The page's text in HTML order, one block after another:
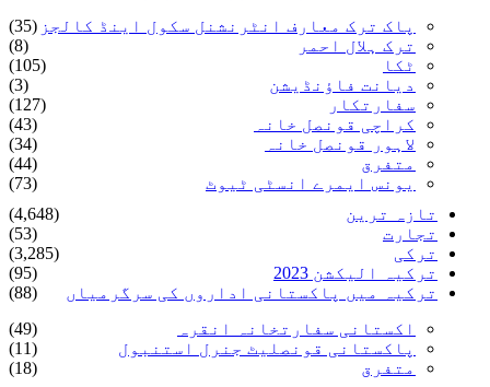
پاک ترک معارف انٹرنشنل سکول اینڈ کالجز (35)
ترک ہلال احمر
(8)
ٹکا
(105)
دیانت فاؤنڈیشن
(3)
سفارتکار
(127)
کراچی قونصل خانہ
(43)
لاہور قونصل خانہ
(34)
متفرق
(44)
یونس ایمرے انسٹی ٹیوٹ
(73)
تازہ ترین
(4,648)
تجارت
(53)
ترکی
(3,285)
ترکیہ الیکشن 2023
(95)
ترکیہ میں پاکستانی اداروں کی سرگرمیاں
(88)
اکستانی سفارتخانہ انقرہ
(49)
پاکستانی قونصلیٹ جنرل استنبول
(11)
متفرق
(18)